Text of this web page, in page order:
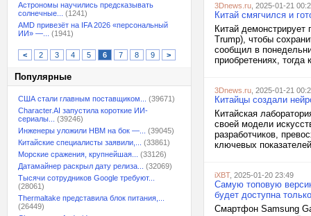
Астрономы научились предсказывать
солнечные...
(1241)
AMD привезёт на IFA 2026 «персональный
ИИ» —...
(1941)
< 2 3 4 5 6 7 8 9 >
Популярные
США стали главным поставщиком...
(39671)
Character.AI запустила короткие ИИ-
сериалы...
(39246)
Инженеры уложили HBM на бок —...
(39045)
Китайские специалисты заявили,...
(33861)
Морские сражения, крупнейшая...
(33126)
Датамайнер раскрыл дату релиза...
(32069)
Тысячи сотрудников Google требуют...
(28061)
Thermaltake представила блок питания,...
(26449)
3Dnews.ru , 2025-01-21
Китай смягчился и
Китай
Trump), чтобы
сообщил в
приобретениях,
3Dnews.ru , 2025-01-21
Китайцы создали
Китайская
своей модели
разработчиков,
ключевых
iXBT, 2025-01-20 23:49
Самую топовую
будет доступна
Смартфон Samsung